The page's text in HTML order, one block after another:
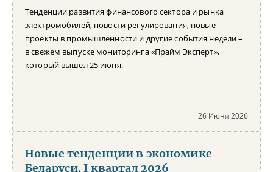
Тенденции развития финансового сектора и рынка
электромобилей, новости регулирования, новые
проекты в промышленности и другие события недели –
в свежем выпуске мониторинга «Прайм Эксперт»,
который вышел 25 июня.
26 Июня 2026
Новые тенденции в экономике
Беларуси. I квартал 2026